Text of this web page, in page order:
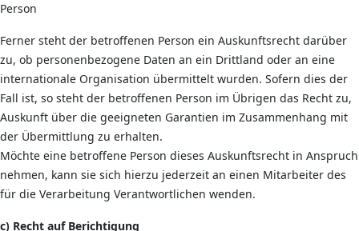
Person
Ferner steht der betroffenen Person ein Auskunftsrecht darüber
zu, ob personenbezogene Daten an ein Drittland oder an eine
internationale Organisation übermittelt wurden. Sofern dies der
Fall ist, so steht der betroffenen Person im Übrigen das Recht zu,
Auskunft über die geeigneten Garantien im Zusammenhang mit
der Übermittlung zu erhalten.
Möchte eine betroffene Person dieses Auskunftsrecht in Anspruch
nehmen, kann sie sich hierzu jederzeit an einen Mitarbeiter des
für die Verarbeitung Verantwortlichen wenden.
c) Recht auf Berichtigung